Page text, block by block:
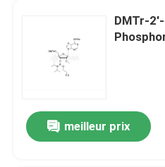
DMTr-
meilleur prix